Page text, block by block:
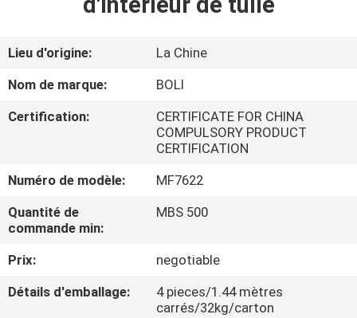
VIDÉOS
À
DE
NOUS
VISITE
DE
Lieu d'origine:
La Chine
Nom de marque:
BOLI
Certification:
CERTIFICATE FOR CHINA
COMPULSORY PRODUCT
CERTIFICATION
Numéro de modèle:
MF7622
Quantité de
commande min:
MBS 500
Prix:
negotiable
Détails d'emballage:
4 pieces/1.44 mètres
carrés/32kg/carton